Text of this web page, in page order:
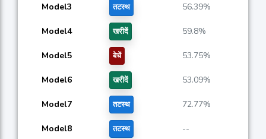
Model3 तटस्थ 56.39%
Model4 खरीदें 59.8%
Model5 बेचें 53.75%
Model6 खरीदें 53.09%
Model7 तटस्थ 72.77%
Model8 तटस्थ --